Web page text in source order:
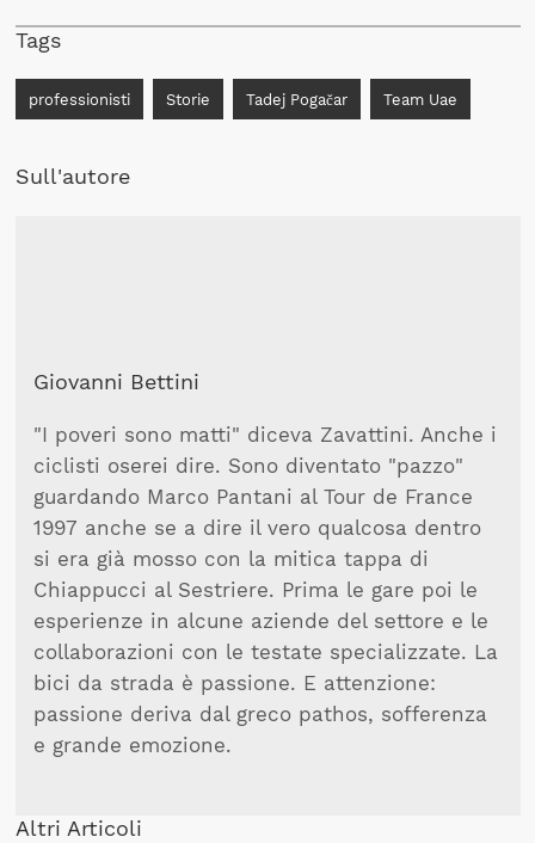
Tags
professionisti Storie Tadej Pogačar Team Uae
Sull'autore
Giovanni Bettini
"I poveri sono matti" diceva Zavattini. Anche i
ciclisti oserei dire. Sono diventato "pazzo"
guardando Marco Pantani al Tour de France
1997 anche se a dire il vero qualcosa dentro
si era già mosso con la mitica tappa di
Chiappucci al Sestriere. Prima le gare poi le
esperienze in alcune aziende del settore e le
collaborazioni con le testate specializzate. La
bici da strada è passione. E attenzione:
passione deriva dal greco pathos, sofferenza
e grande emozione.
Altri Articoli